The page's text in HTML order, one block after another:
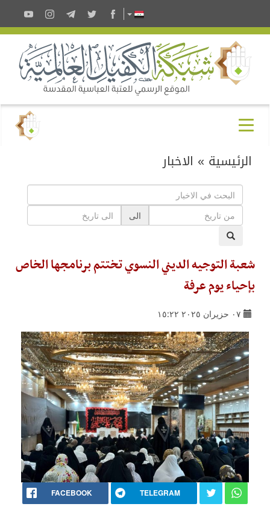
الرئيسية » الاخبار
الى
شعبة التوجيه الديني النسوي تختتم برنامجها الخاص
بإحياء يوم عرفة
٠٧ حزيران ٢٠٢٥ ١٥:٢٢
FACEBOOK TELEGRAM